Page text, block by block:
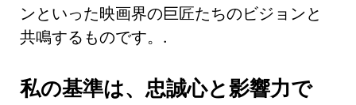
ンといった映画界の巨匠たちのビジョンと
共鳴するものです。.
私の基準は、忠誠心と影響力で